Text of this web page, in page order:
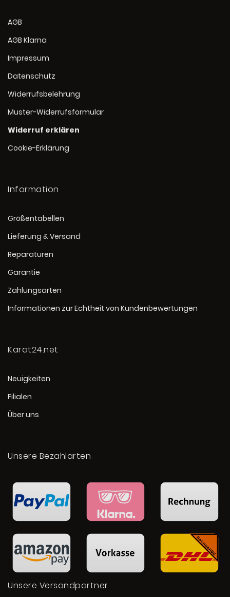
AGB
AGB Klarna
Impressum
Datenschutz
Widerrufsbelehrung
Muster-Widerrufsformular
Widerruf erklären
Cookie-Erklärung
Information
Größentabellen
Lieferung & Versand
Reparaturen
Garantie
Zahlungsarten
Informationen zur Echtheit von Kundenbewertungen
Karat24.net
Neuigkeiten
Filialen
Über uns
Unsere Bezahlarten
Unsere Versandpartner